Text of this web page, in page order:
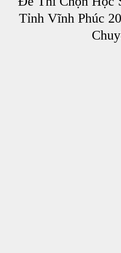
Tỉnh Vĩnh Phúc